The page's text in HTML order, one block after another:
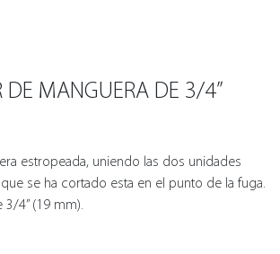
DE MANGUERA DE 3/4”
estropeada, uniendo las dos unidades
se ha cortado esta en el punto de la fuga.
3/4” (19 mm).